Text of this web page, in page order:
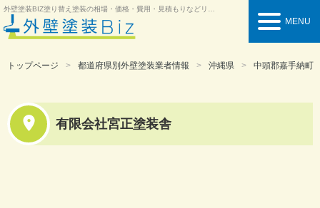
外壁塗装BIZ塗り替え塗装の相場・価格・費用・見積もりなどリフォーム情報を紹介
MENU
トップページ 都道府県別外壁塗装業者情報 沖縄県 中頭郡嘉手納町
有限会社宮正塗装舎